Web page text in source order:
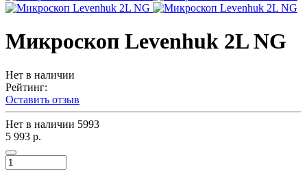
Микроскоп Levenhuk 2L NG
Нет в наличии
Рейтинг:
Оставить отзыв
Нет в наличии 5993
5 993 р.